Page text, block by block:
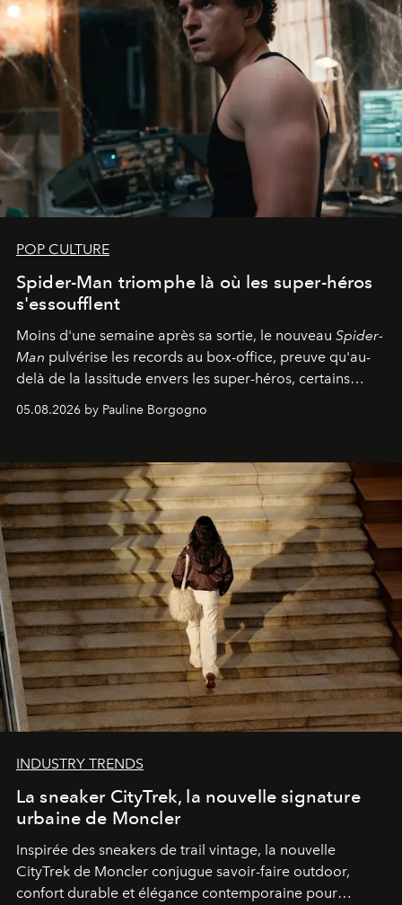
POP CULTURE
Spider-Man triomphe là où les super-héros
s'essoufflent
Moins d'une semaine après sa sortie, le nouveau Spider-
Man pulvérise les records au box-office, preuve qu'au-
delà de la lassitude envers les super-héros, certains
personnages continuent de susciter une ferveur intacte.
05.08.2026 by Pauline Borgogno
INDUSTRY TRENDS
La sneaker CityTrek, la nouvelle signature
urbaine de Moncler
Inspirée des sneakers de trail vintage, la nouvelle
CityTrek de Moncler conjugue savoir-faire outdoor,
confort durable et élégance contemporaine pour